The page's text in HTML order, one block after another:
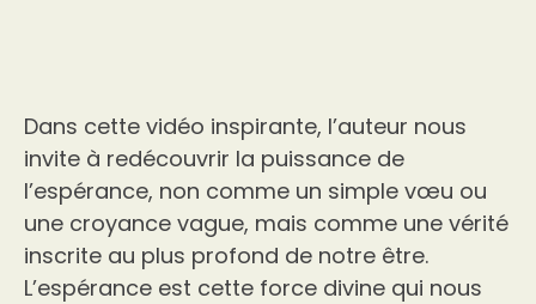
Dans cette vidéo inspirante, l’auteur nous
invite à redécouvrir la puissance de
l’espérance, non comme un simple vœu ou
une croyance vague, mais comme une vérité
inscrite au plus profond de notre être.
L’espérance est cette force divine qui nous